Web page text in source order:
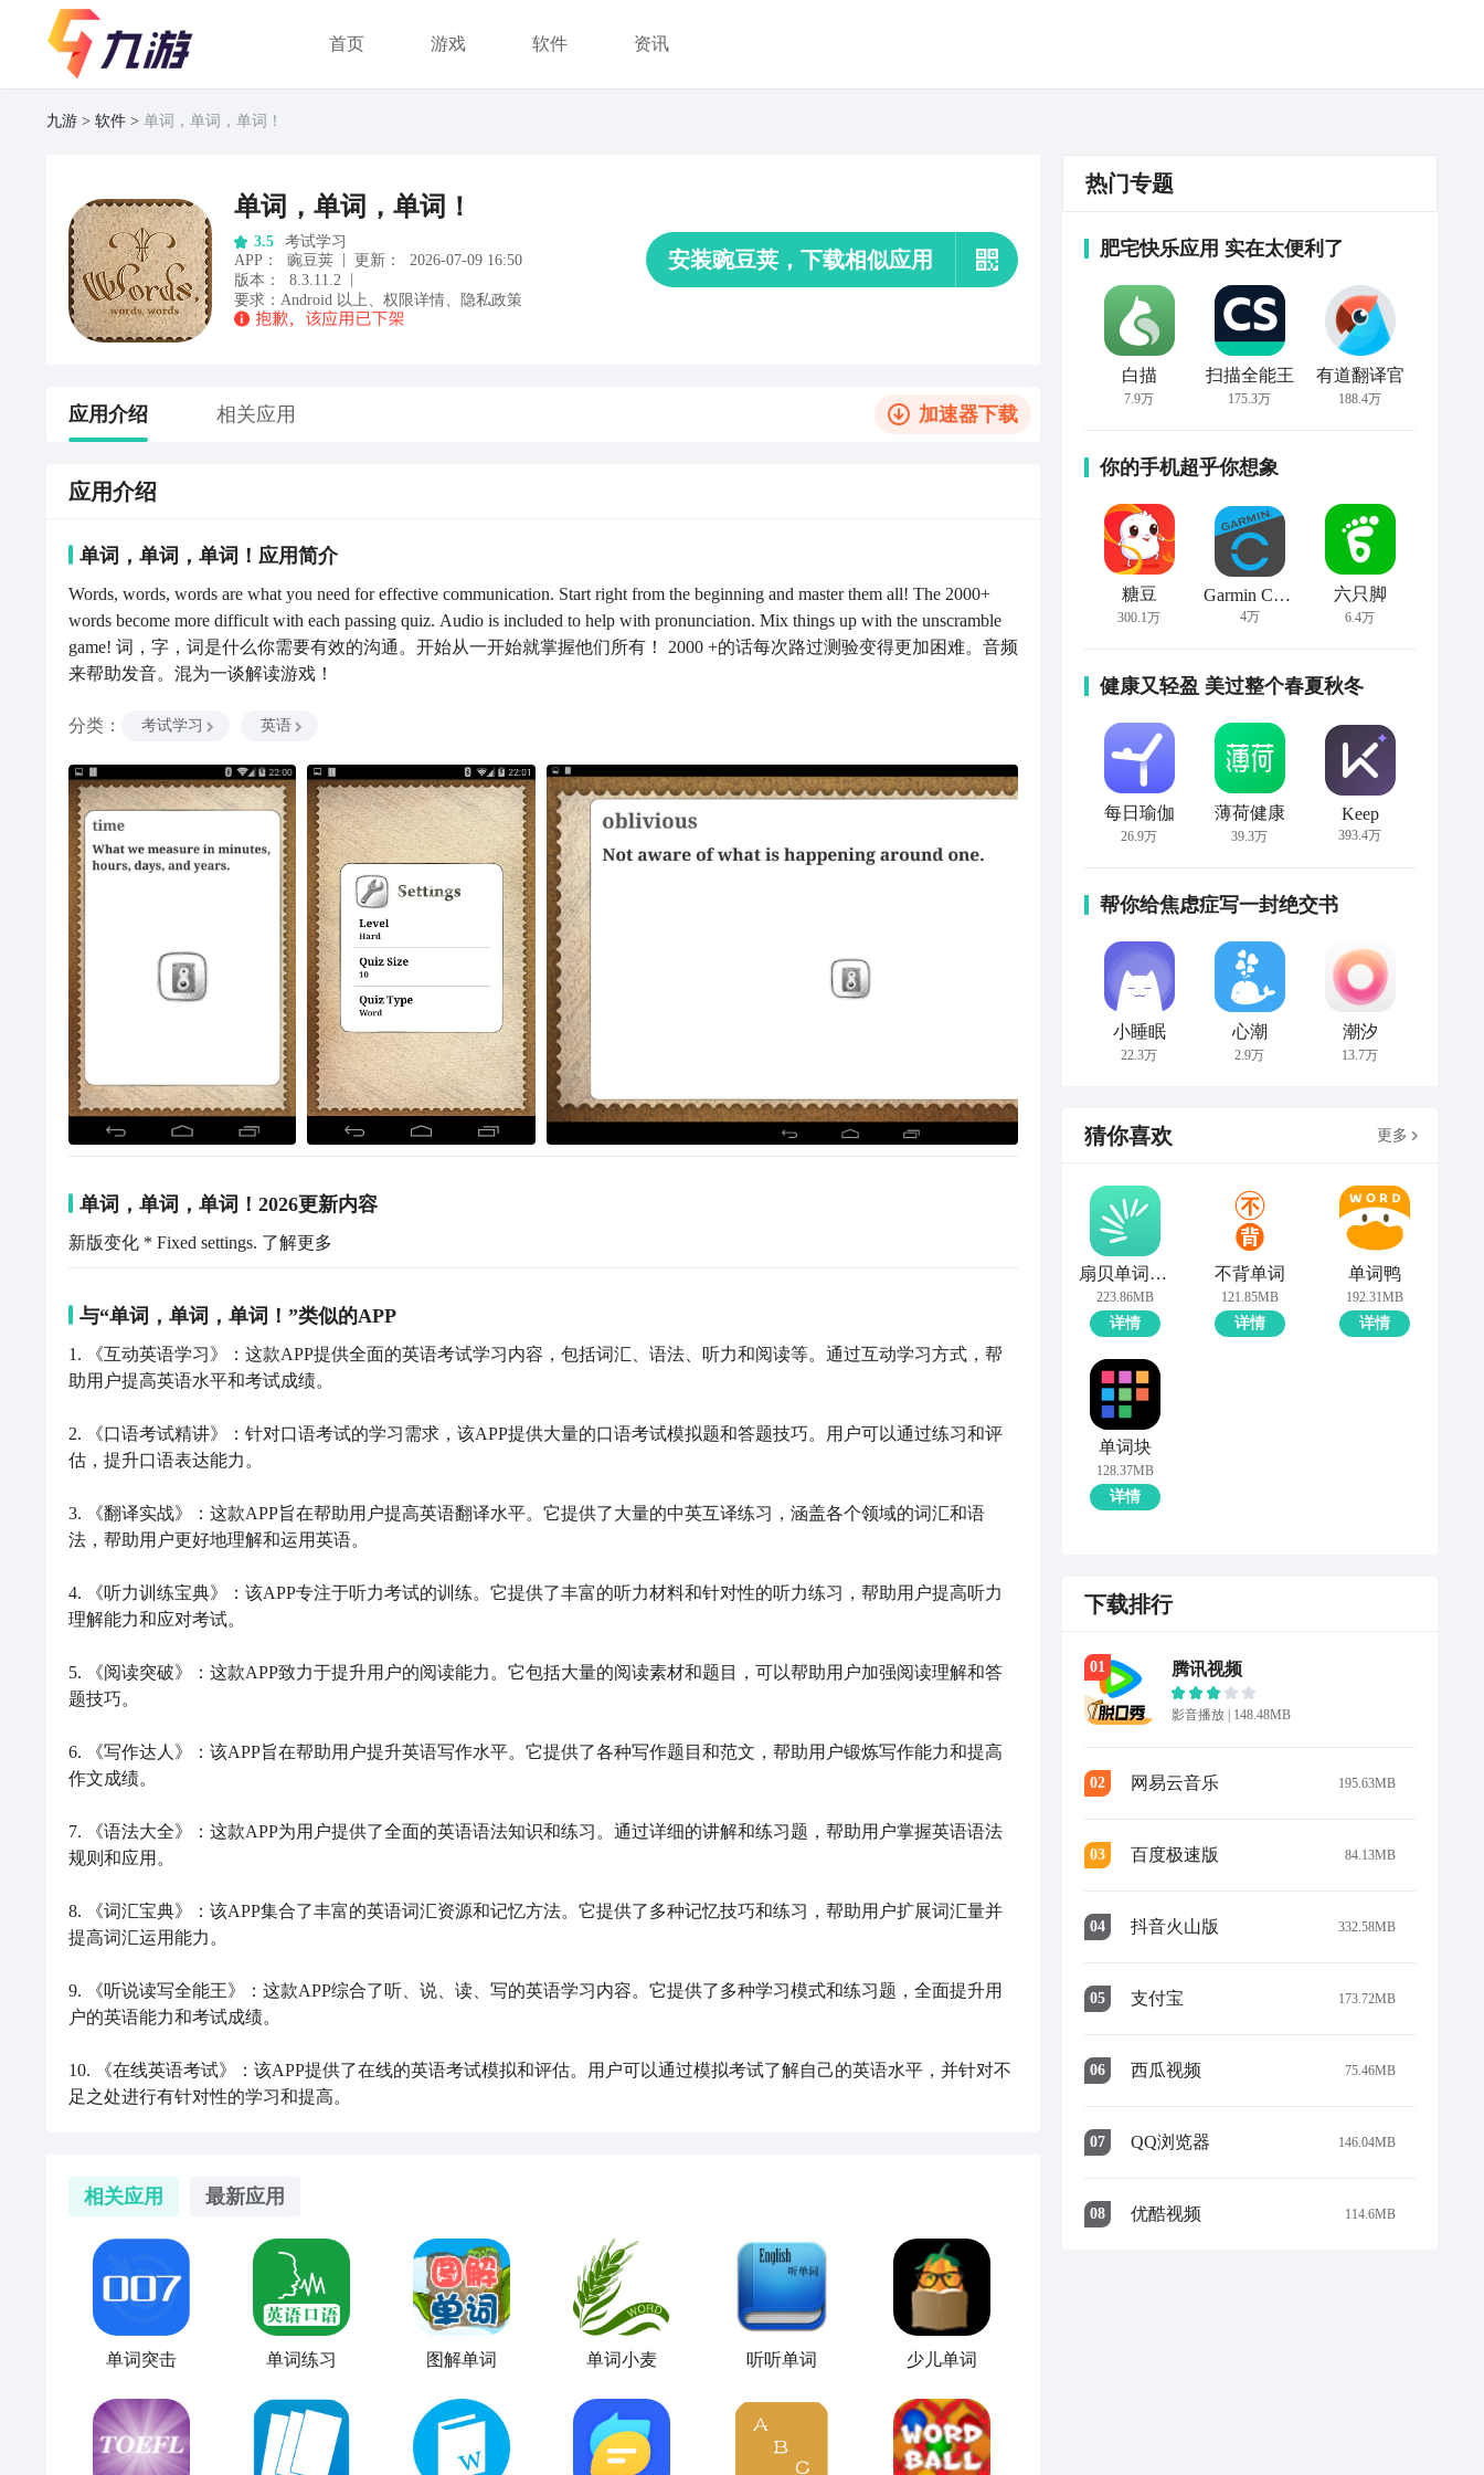
首页 游戏 软件 资讯
九游 软件 单词，单词，单词！
单词，单词，单词！
3.5
考试学习
APP ： 豌豆荚 | 更新：
2026-07-09 16:50
版本：
8.3.11.2
|
要求： Android 以上 权限详情 隐私政策
安装豌豆荚，下载相似应用
应用介绍 相关应用 加速器下载
应用介绍
单词，单词，单词！ 应用简介
Words, words, words are what you need for effective communication. Start right from the beginning and master them all! The 2000+
words become more difficult with each passing quiz. Audio is included to help with pronunciation. Mix things up with the unscramble
game! 词，字，词是什么你需要有效的沟通。开始从一开始就掌握他们所有！ 2000 +的话每次路过测验变得更加困难。音频
分类 ： 考试学习 英语
单词，单词，单词！2026更新内容
新版变化 * Fixed settings. 了解更多
与“单词，单词，单词！”类似的APP
1. 《互动英语学习》：这款APP提供全面的英语考试学习内容，包括词汇、语法、听力和阅读等。通过互动学习方式，帮
助用户提高英语水平和考试成绩。
2. 《口语考试精讲》：针对口语考试的学习需求，该APP提供大量的口语考试模拟题和答题技巧。用户可以通过练习和评
估，提升口语表达能力。
3. 《翻译实战》：这款APP旨在帮助用户提高英语翻译水平。它提供了大量的中英互译练习，涵盖各个领域的词汇和语
法，帮助用户更好地理解和运用英语。
4. 《听力训练宝典》：该APP专注于听力考试的训练。它提供了丰富的听力材料和针对性的听力练习，帮助用户提高听力
理解能力和应对考试。
5. 《阅读突破》：这款APP致力于提升用户的阅读能力。它包括大量的阅读素材和题目，可以帮助用户加强阅读理解和答
题技巧。
6. 《写作达人》：该APP旨在帮助用户提升英语写作水平。它提供了各种写作题目和范文，帮助用户锻炼写作能力和提高
作文成绩。
7. 《语法大全》：这款APP为用户提供了全面的英语语法知识和练习。通过详细的讲解和练习题，帮助用户掌握英语语法
规则和应用。
8. 《词汇宝典》：该APP集合了丰富的英语词汇资源和记忆方法。它提供了多种记忆技巧和练习，帮助用户扩展词汇量并
提高词汇运用能力。
9. 《听说读写全能王》：这款APP综合了听、说、读、写的英语学习内容。它提供了多种学习模式和练习题，全面提升用
户的英语能力和考试成绩。
10. 《在线英语考试》：该APP提供了在线的英语考试模拟和评估。用户可以通过模拟考试了解自己的英语水平，并针对不
足之处进行有针对性的学习和提高。
相关应用 最新应用
单词突击 单词练习 图解单词 单词小麦 听听单词 少儿单词
热门专题
肥宅快乐应用 实在太便利了
白描
7.9万
扫描全能王
175.3万
有道翻译官
188.4万
你的手机超乎你想象
糖豆
300.1万
Garmin Connect
4万
六只脚
6.4万
健康又轻盈 美过整个春夏秋冬
每日瑜伽
26.9万
薄荷健康
39.3万
Keep
393.4万
帮你给焦虑症写一封绝交书
小睡眠
22.3万
心潮
2.9万
潮汐
13.7万
猜你喜欢 更多
扇贝单词英语版
223.86MB
详情
不背单词
121.85MB
详情
单词鸭
192.31MB
详情
单词块
128.37MB
详情
下载排行
01 腾讯视频
影音播放 | 148.48MB
02 网易云音乐 195.63MB
03 百度极速版 84.13MB
04 抖音火山版 332.58MB
05 支付宝 173.72MB
06 西瓜视频 75.46MB
07 QQ浏览器 146.04MB
08 优酷视频 114.6MB